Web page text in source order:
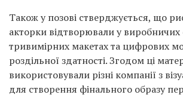
Також у позові стверджується, що
акторки відтворювали у виробничих
тривимірних макетах та цифрових
роздільної здатності. Згодом ці
використовували різні компанії з
для створення фінального образу